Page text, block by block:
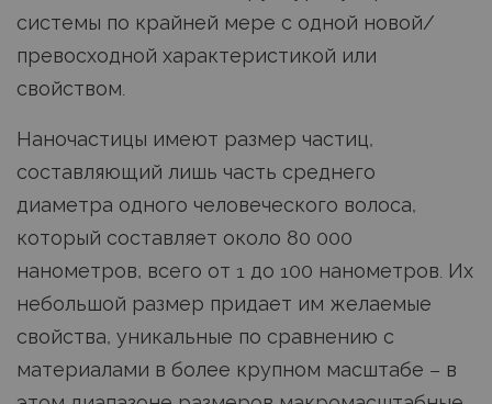
системы по крайней мере с одной новой/
превосходной характеристикой или
свойством.
Наночастицы имеют размер частиц,
составляющий лишь часть среднего
диаметра одного человеческого волоса,
который составляет около 80 000
нанометров, всего от 1 до 100 нанометров. Их
небольшой размер придает им желаемые
свойства, уникальные по сравнению с
материалами в более крупном масштабе – в